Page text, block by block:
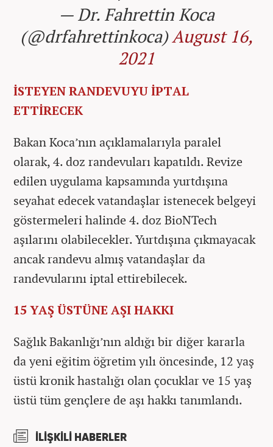
— Dr. Fahrettin Koca
(@drfahrettinkoca)August 16,
2021
İSTEYEN RANDEVUYU İPTAL
ETTİRECEK
Bakan Koca’nın açıklamalarıyla paralel
olarak, 4. doz randevuları kapatıldı. Revize
edilen uygulama kapsamında yurtdışına
seyahat edecek vatandaşlar istenecek belgeyi
göstermeleri halinde 4. doz BioNTech
aşılarını olabilecekler. Yurtdışına çıkmayacak
ancak randevu almış vatandaşlar da
randevularını iptal ettirebilecek.
15 YAŞ ÜSTÜNE AŞI HAKKI
Sağlık Bakanlığı’nın aldığı bir diğer kararla
da yeni eğitim öğretim yılı öncesinde, 12 yaş
üstü kronik hastalığı olan çocuklar ve 15 yaş
üstü tüm gençlere de aşı hakkı tanımlandı.
İLİŞKİLİ HABERLER